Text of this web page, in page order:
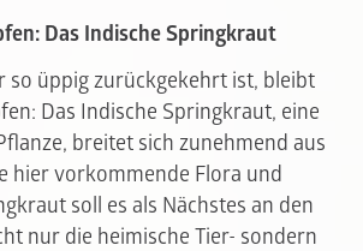
Das Indische Springkraut
so üppig zurückgekehrt ist, bleibt
Das Indische Springkraut, eine
breitet sich zunehmend aus
hier vorkommende Flora und
soll es als Nächstes an den
nur die heimische Tier- sondern